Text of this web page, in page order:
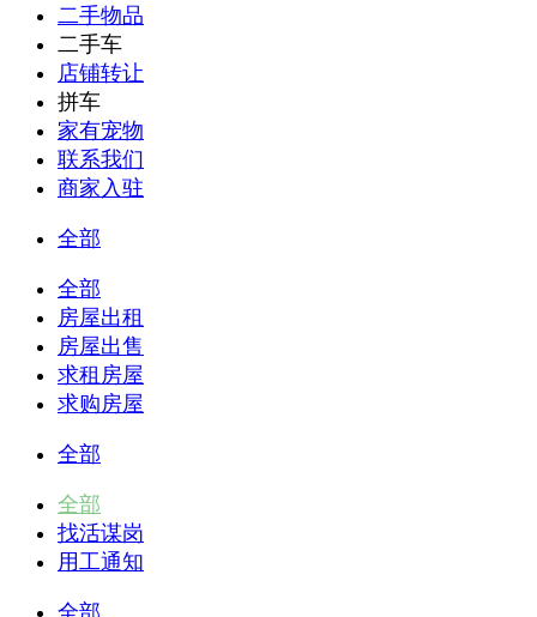
二手物品
二手车
店铺转让
拼车
家有宠物
联系我们
商家入驻
全部
全部
房屋出租
房屋出售
求租房屋
求购房屋
全部
全部
找活谋岗
用工通知
全部